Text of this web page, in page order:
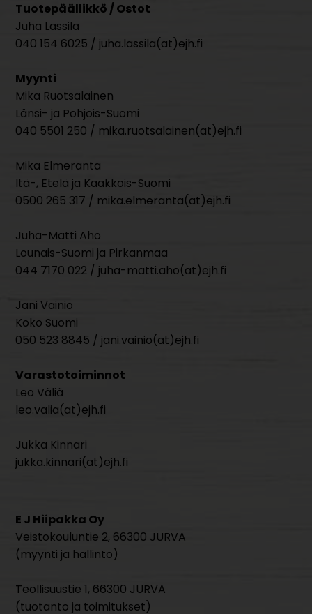
Tuotepäällikkö / Ostot
Juha Lassila
040 154 6025 / juha.lassila(at)ejh.fi
Myynti
Mika Ruotsalainen
Länsi- ja Pohjois-Suomi
040 5501 250 / mika.ruotsalainen(at)ejh.fi
Mika Elmeranta
Itä-, Etelä ja Kaakkois-Suomi
0500 265 317 / mika.elmeranta(at)ejh.fi
Juha-Matti Aho
Lounais-Suomi ja Pirkanmaa
044 7170 022 / juha-matti.aho(at)ejh.fi
Jani Vainio
Koko Suomi
050 523 8845 / jani.vainio(at)ejh.fi
Varastotoiminnot
Leo Väliä
leo.valia(at)ejh.fi
Jukka Kinnari
jukka.kinnari(at)ejh.fi
E J Hiipakka Oy
Veistokouluntie 2, 66300 JURVA
(myynti ja hallinto)
Teollisuustie 1, 66300 JURVA
(tuotanto ja toimitukset)